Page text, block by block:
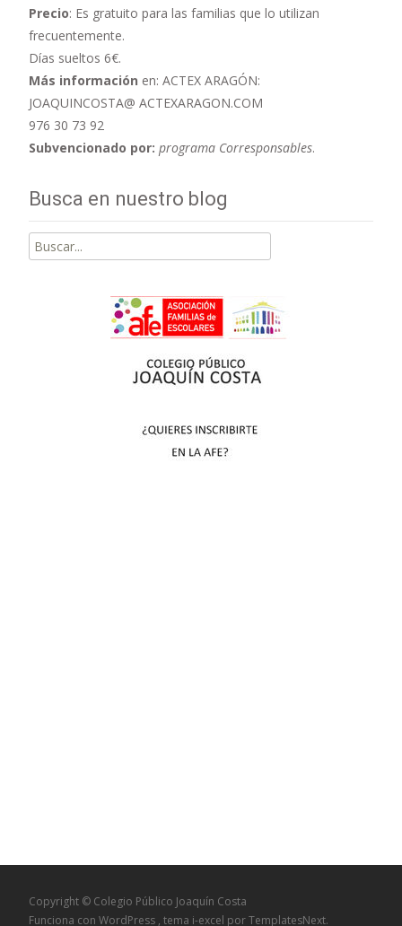
Precio: Es gratuito para las familias que lo utilizan
frecuentemente.
Días sueltos 6€.
Más información en: ACTEX ARAGÓN:
JOAQUINCOSTA@ ACTEXARAGON.COM
976 30 73 92
Subvencionado por: programa Corresponsables.
Busca en nuestro blog
Buscar
por:
Copyright © Colegio Público Joaquín Costa
Funciona con WordPress , tema i-excel por TemplatesNext.